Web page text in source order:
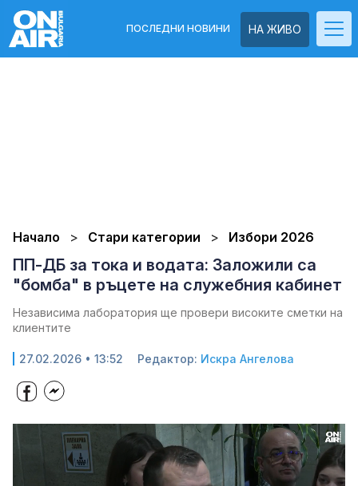
НА ЖИВО
ПОСЛЕДНИ НОВИНИ
Начало Стари категории Избори 2026
ПП-ДБ за тока и водата: Заложили са
"бомба" в ръцете на служебния кабинет
Независима лаборатория ще провери високите сметки на
клиентите
27.02.2026 • 13:52 Редактор: Искра Ангелова